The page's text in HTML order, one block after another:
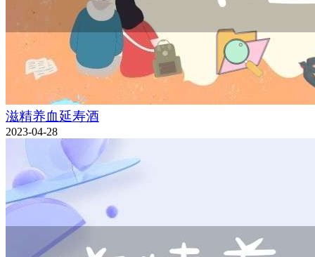
滋精养血延寿酒
2023-04-28